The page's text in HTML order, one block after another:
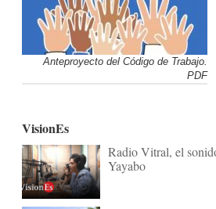
Anteproyecto del Código de Trabajo.
PDF
VisionEs
Radio Vitral, el
Yayabo